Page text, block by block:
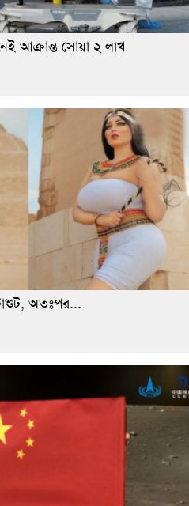
আক্রান্ত সোয়া ২ লাখ
অতঃপর...